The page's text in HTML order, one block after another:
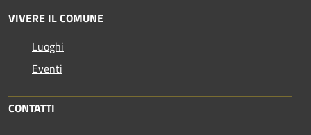
VIVERE IL COMUNE
Luoghi
Eventi
CONTATTI